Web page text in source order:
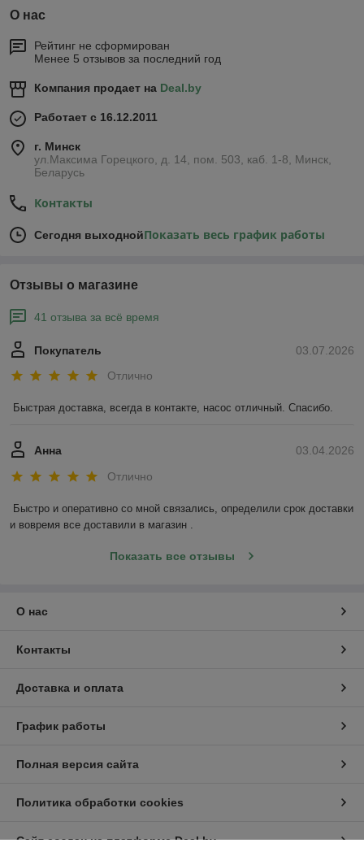
сантехнического оборудования, установленного ниже уровня
канализационной трубы.
Компания
установкиСололифт 2 для различного применения, разных
способов монтажа и подсоединения патрубков.
зависимости от подключаемых сантехнических приборов:
Grundfos sololift2 wc 1
горизонтальным выпуском и одного умывальника или
писсуара:
Grundfos sololift2 wc 3
- модель для подключения унитаза
душевой кабины или ванны:
О нас
Рейтинг не сформирован
Менее 5 отзывов за последний год
Компания продает на Deal.by
Работает с 16.12.2011
г. Минск
ул.Максима Горецкого, д. 14, пом. 503, каб. 1-8, Минск,
Беларусь
Контакты
Сегодня выходнойПоказать весь график работы
Отзывы о магазине
41 отзыва за всё время
03.07.2026
Покупатель
Отлично
Быстрая доставка, всегда в контакте, насос отличный. Спасибо.
03.04.2026
Анна
Отлично
Быстро и оперативно со мной связались, определили срок доставки
и вовремя все доставили в магазин .
Показать все отзывы
О нас
Контакты
Доставка и оплата
График работы
Полная версия сайта
Политика обработки cookies
Сайт создан на платформе Deal.by